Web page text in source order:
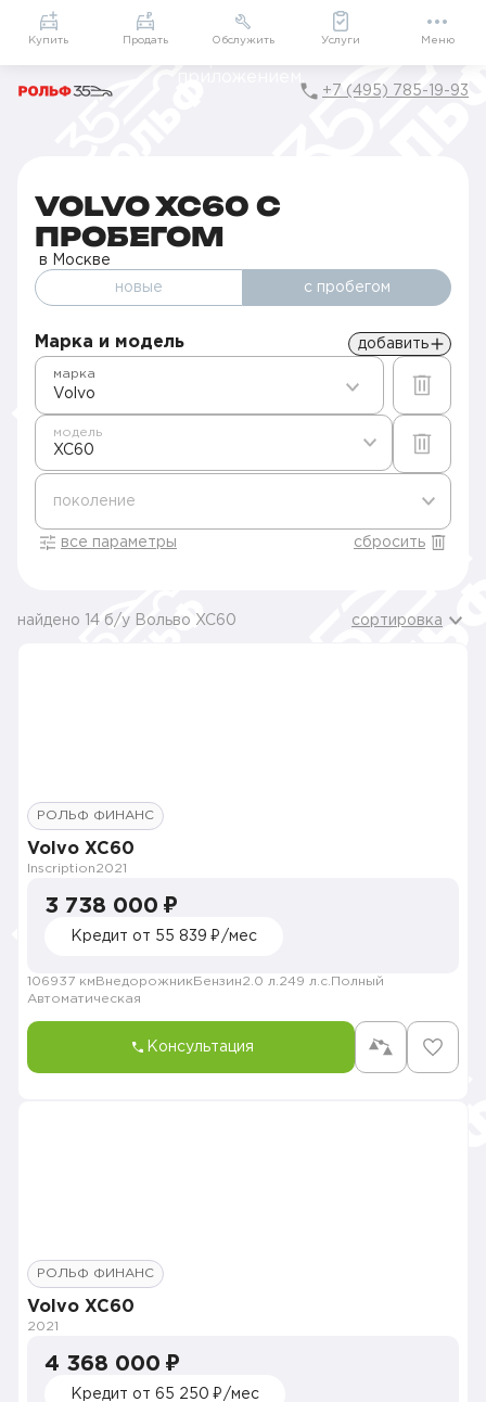
Приложение
Мой РОЛЬФ
Подарки внутри
+7 (495) 785-19-93
VOLVO XC60 С
ПРОБЕГОМ
в Москве
новые с пробегом
Марка и модель добавить
Volvo
марка
XC60
модель
поколение
все параметры сбросить
найдено 14 б/у Вольво XC60 сортировка
РОЛЬФ ФИНАНС
Volvo XC60
Inscription2021
3 738 000 ₽
Кредит от 55 839 ₽/мес
106937 км Внедорожник Бензин2.0 л. 249 л.с. Полный
Автоматическая
Консультация
РОЛЬФ ФИНАНС
Volvo XC60
2021
4 368 000 ₽
Кредит от 65 250 ₽/мес
Купить Продать Обслужить Услуги Меню